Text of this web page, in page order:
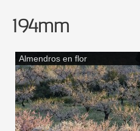
194mm
Almendros en flor